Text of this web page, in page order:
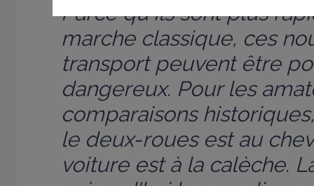
Parce qu'ils sont plus
marche classique, ces
transport peuvent être
dangereux. Pour les
comparaisons
le deux-roues est au
voiture est à la calèche.